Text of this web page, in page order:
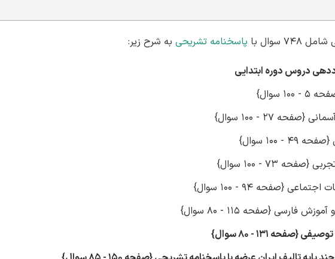
سوال با پاسخنامه تشریحی به شرح زیر: